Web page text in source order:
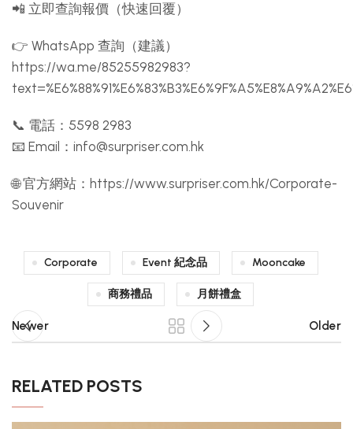
📲 立即查詢報價（快速回覆）
👉 WhatsApp 查詢（建議）
https://wa.me/85255982983?
📞 電話：5598 2983
📧 Email： info@surpriser.com.hk
🌐 官方網站：https://www.surpriser.com.hk/Corporate-
Souvenir
Corporate Event 紀念品 Mooncake
商務禮品 月餅禮盒
Newer Older
RELATED POSTS